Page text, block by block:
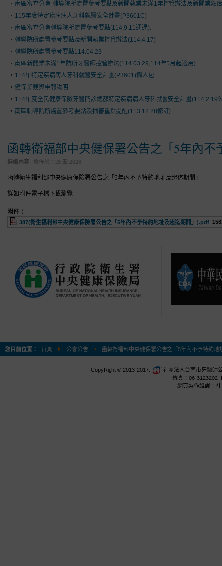
南區審查分會-輔導院所處置參考要點及新開執業未滿1年控管辦法及新開業額
115年度特定疾病病人牙科就醫安全計畫(P3601C)
南區審查分會輔導院所處置參考要點(114.9.11通過).
輔導院所處置參考要點及新開執業控管辦法(114.4.17)
輔導院所處置參考要點114.04.23
南區新開業未滿1年院所牙醫師控管辦法(114.03.29,114年5月起適用)
114年特定疾病病人牙科就醫安全計畫(P3601)懶人包
健保業務與申報說明
114年度全民健康保險牙醫門診總額特定疾病病人牙科就醫安全計畫(114.2.19
南區輔導院所處置參考要點及抽審重點提醒(113.12.28修訂)
函轉衛福部中央健保署公告之「5年內
詳細內容 發佈於： 28 五 2026
函轉衛生福利部中央健康保險署公告之「5年內不予特約地址及起迄期間」
詳如附件電子檔下載瀏覽
附件：
387(衛生福利部中央健康保險署公告之「5年內不予特約地址及起迄期間」).pdf
您目前位置： 首頁 公會公告 函轉衛福部中央健保署公告之「5年內不予特約地
CopyRight © 2013-2017.
社團法人台南市牙醫師
傳真：06-3123202
網頁製作維護：